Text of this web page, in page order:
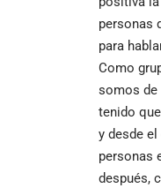
personas
para
Como
somos de
tenido
y desde
personas
después,